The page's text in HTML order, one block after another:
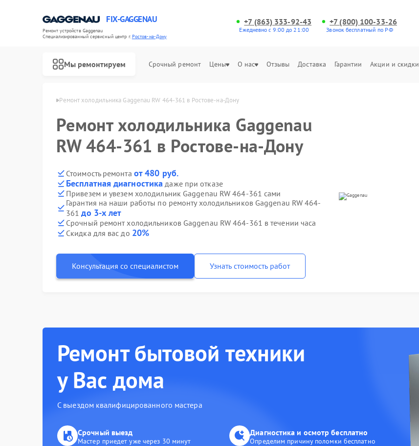
FIX-GAGGENAU
Ремонт устройств Gaggenau
Специализированный cервисный центр г.Ростов-на-Дону
+7 (863) 333-92-43
Ежедневно с 9:00 до 21:00
+7 (800) 100-33-26
Звонок бесплатный по РФ
Мы ремонтируем Срочный ремонт Цены О нас Отзывы Доставка Гарантии Акции и скидки
в Ростове-на-Дону Ремонт холодильника Gaggenau RW 464-361 в Ростове-на-Дону
Ремонт холодильника Gaggenau
RW 464-361 в Ростове-на-Дону
Стоимость ремонта от 480 руб.
Бесплатная диагностика даже при отказе
Привезем и увезем холодильник Gaggenau RW 464-361 сами
Гарантия на наши работы по ремонту холодильников Gaggenau RW 464-
361до 3-х лет
Срочный ремонт холодильников Gaggenau RW 464-361 в течении часа
Скидка для вас до 20%
Консультация со специалистом Узнать стоимость работ
Ремонт бытовой техники
у Вас дома
С выездом квалифицированного мастера
Срочный выезд
Мастер приедет уже через 30 минут
Диагностика и осмотр бесплатно
Определим причину поломки бесплатно